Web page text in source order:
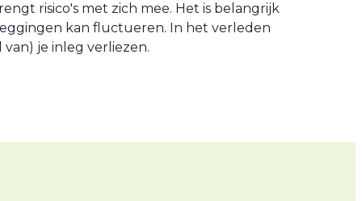
risico's met zich mee. Het is belangrijk
kan fluctueren. In het verleden
je inleg verliezen.